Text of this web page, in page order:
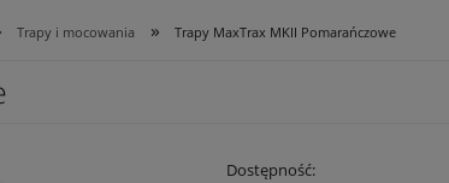
Trapy i mocowania » Trapy MaxTrax MKII Pomarańczowe
Dostępność: